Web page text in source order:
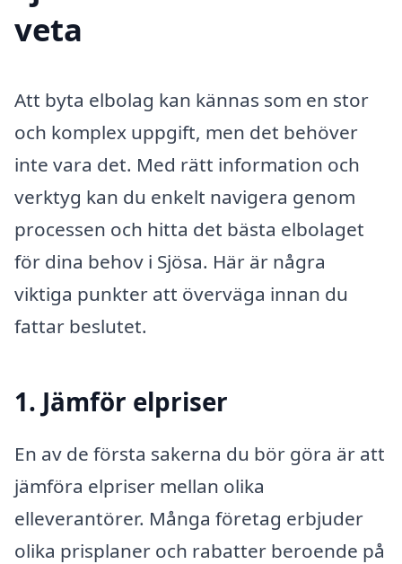
veta
Att byta elbolag kan kännas som en stor
och komplex uppgift, men det behöver
inte vara det. Med rätt information och
verktyg kan du enkelt navigera genom
processen och hitta det bästa elbolaget
för dina behov i Sjösa. Här är några
viktiga punkter att överväga innan du
fattar beslutet.
1. Jämför elpriser
En av de första sakerna du bör göra är att
jämföra elpriser mellan olika
elleverantörer. Många företag erbjuder
olika prisplaner och rabatter beroende på